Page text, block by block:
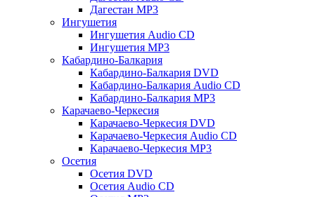
Дагестан MP3
Ингушетия
Ингушетия Audio CD
Ингушетия MP3
Кабардино-Балкария
Кабардино-Балкария DVD
Кабардино-Балкария Audio CD
Кабардино-Балкария MP3
Карачаево-Черкесия
Карачаево-Черкесия DVD
Карачаево-Черкесия Audio CD
Карачаево-Черкесия MP3
Осетия
Осетия DVD
Осетия Audio CD